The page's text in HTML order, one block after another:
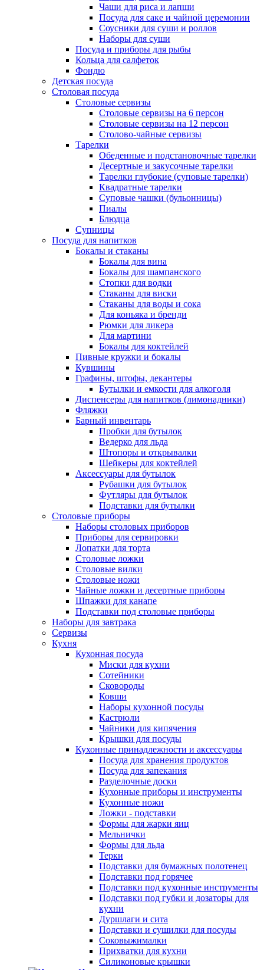
Чаши для риса и лапши
Посуда для саке и чайной церемонии
Соусники для суши и роллов
Наборы для суши
Посуда и приборы для рыбы
Кольца для салфеток
Фондю
Детская посуда
Столовая посуда
Столовые сервизы
Столовые сервизы на 6 персон
Столовые сервизы на 12 персон
Столово-чайные сервизы
Тарелки
Обеденные и подстановочные тарелки
Десертные и закусочные тарелки
Тарелки глубокие (суповые тарелки)
Квадратные тарелки
Суповые чашки (бульонницы)
Пиалы
Блюдца
Супницы
Посуда для напитков
Бокалы и стаканы
Бокалы для вина
Бокалы для шампанского
Стопки для водки
Стаканы для виски
Стаканы для воды и сока
Для коньяка и бренди
Рюмки для ликера
Для мартини
Бокалы для коктейлей
Пивные кружки и бокалы
Кувшины
Графины, штофы, декантеры
Бутылки и емкости для алкоголя
Диспенсеры для напитков (лимонадники)
Фляжки
Барный инвентарь
Пробки для бутылок
Ведерко для льда
Штопоры и открывалки
Шейкеры для коктейлей
Аксессуары для бутылок
Рубашки для бутылок
Футляры для бутылок
Подставки для бутылки
Столовые приборы
Наборы столовых приборов
Приборы для сервировки
Лопатки для торта
Столовые ложки
Столовые вилки
Столовые ножи
Чайные ложки и десертные приборы
Шпажки для канапе
Подставки под столовые приборы
Наборы для завтрака
Сервизы
Кухня
Кухонная посуда
Миски для кухни
Сотейники
Сковороды
Ковши
Наборы кухонной посуды
Кастрюли
Чайники для кипячения
Крышки для посуды
Кухонные принадлежности и аксессуары
Посуда для хранения продуктов
Посуда для запекания
Разделочные доски
Кухонные приборы и инструменты
Кухонные ножи
Ложки - подставки
Формы для жарки яиц
Мельнички
Формы для льда
Терки
Подставки для бумажных полотенец
Подставки под горячее
Подставки под кухонные инструменты
Подставки под губки и дозаторы для
кухни
Дуршлаги и сита
Подставки и сушилки для посуды
Соковыжималки
Прихватки для кухни
Силиконовые крышки